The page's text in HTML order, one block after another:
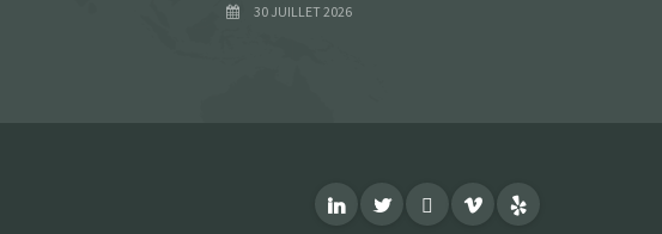
30 JUILLET 2026